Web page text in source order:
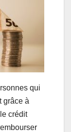
qui
grâce à
crédit